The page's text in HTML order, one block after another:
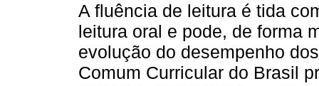
A fluência de leitura é tida
leitura oral e pode, de forma
evolução do desempenho
Comum Curricular do Brasil